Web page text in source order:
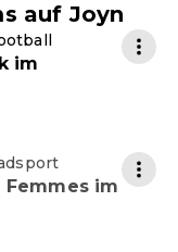
auf Joyn
im
Femmes im